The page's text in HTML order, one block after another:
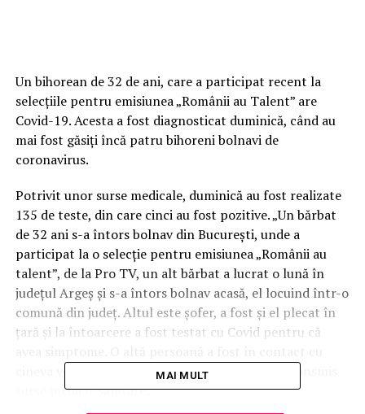
Un bihorean de 32 de ani, care a participat recent la
selecțiile pentru emisiunea „Românii au Talent” are
Covid-19. Acesta a fost diagnosticat duminică, când au
mai fost găsiți încă patru bihoreni bolnavi de
coronavirus.
Potrivit unor surse medicale, duminică au fost realizate
135 de teste, din care cinci au fost pozitive. „Un bărbat
de 32 ani s-a întors bolnav din Bucureşti, unde a
participat la o selecţie pentru emisiunea „Românii au
talent”, de la Pro TV, un alt bărbat a lucrat o lună în
judeţul Argeş şi s-a întors bolnav acasă, el locuind într-o
comună din județ. Altul este şofer, a fost şi el plecat în
ţară şi la întoarcere a fost testat cu Covid pentru că
cineva venit dintr-un judeţ din sudul ţării”, au transmis
surse medico-sanitare.
MAI MULT